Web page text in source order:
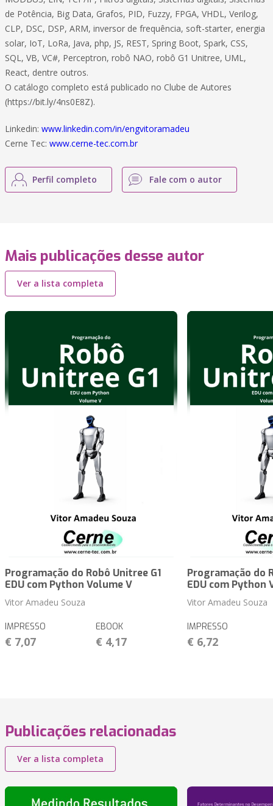
de Potência, Big Data, Grafos, PID, Fuzzy, FPGA, VHDL, Verilog,
CLP, DSC, DSP, ARM, inversor de frequência, soft-starter, energia
solar, IoT, LoRa, Java, php, JS, REST, Spring Boot, Spark, CSS,
SQL, VB, VC#, Perceptron, robô NAO, robô G1 Unitree, UML,
React, dentre outros.
O catálogo completo está publicado no Clube de Autores
(https://bit.ly/4ns0E8Z).
Linkedin: www.linkedin.com/in/engvitoramadeu
Cerne Tec: www.cerne-tec.com.br
Perfil completo Fale com o autor
Mais publicações desse autor
Ver a lista completa
Programação do Robô Unitree G1
EDU com Python Volume V
Vitor Amadeu Souza
IMPRESSO
€ 7,07
EBOOK
€ 4,17
Programação do
EDU com Python
Vitor Amadeu Souza
IMPRESSO
€ 6,72
Publicações relacionadas
Ver a lista completa